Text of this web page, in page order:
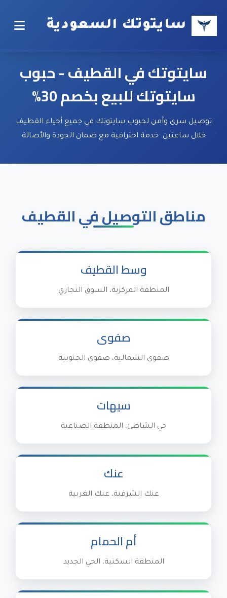
سايتوتك السعودية
سايتوتك في القطيف - حبوب
سايتوتك للبيع بخصم 30%
توصيل سري وآمن لحبوب سايتوتك في جميع أحياء القطيف
خلال ساعتين. خدمة احترافية مع ضمان الجودة والأصالة
مناطق التوصيل في القطيف
وسط القطيف
المنطقة المركزية، السوق التجاري
صفوى
صفوى الشمالية، صفوى الجنوبية
سيهات
حي الشاطئ، المنطقة الصناعية
عنك
عنك الشرقية، عنك الغربية
أم الحمام
المنطقة السكنية، الحي الجديد